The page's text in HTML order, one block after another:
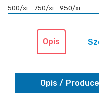
500/xi 750/xi 950/xi
Opis
Opis /